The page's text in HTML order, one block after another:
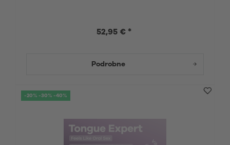
52,95 € *
Podrobne
-20% -30% -40%